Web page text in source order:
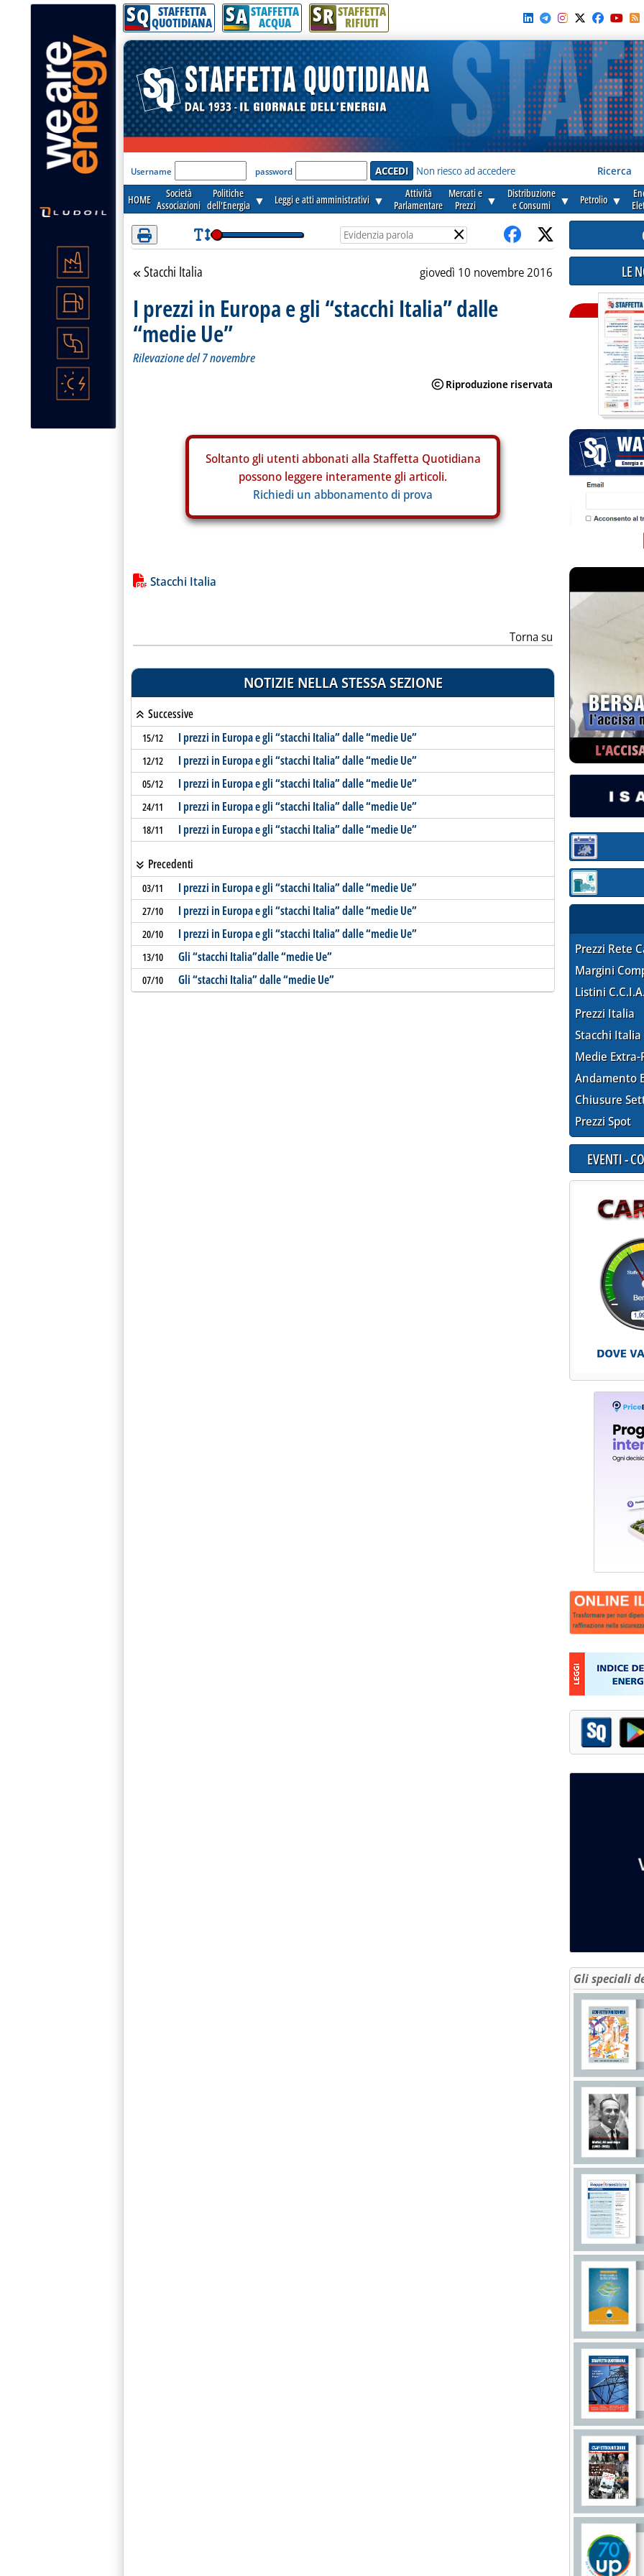
Attenzione! Esegui l'accesso per lèggere interamente la notizia.
SQ STAFFETTA
QUOTIDIANA SA STAFFETTA
ACQUA SR STAFFETTA
RIFIUTI
'Modulo Login per accedere'
Username password Non riesco ad accedere Ricerca
HOME
Società
Associazioni
Politiche
dell'Energia ▼ Leggi e atti amministrativi ▼
Attività
Parlamentare
Mercati e
Prezzi
▼
Distribuzione
e Consumi
▼ Petrolio ▼
×
Torna alla sezione
Stacchi Italia giovedì 10 novembre 2016
I prezzi in Europa e gli “stacchi Italia” dalle
“medie Ue”
Rilevazione del 7 novembre
Soltanto gli utenti abbonati alla Staffetta Quotidiana
possono leggere interamente gli articoli.
Richiedi un abbonamento di prova
Lista allegati PDF alla notizia
Stacchi Italia
Torna su
NOTIZIE NELLA STESSA SEZIONE
Successive
15/12 I prezzi in Europa e gli “stacchi Italia” dalle “medie Ue”
12/12 I prezzi in Europa e gli “stacchi Italia” dalle “medie Ue”
05/12 I prezzi in Europa e gli “stacchi Italia” dalle “medie Ue”
24/11 I prezzi in Europa e gli “stacchi Italia” dalle “medie Ue”
18/11 I prezzi in Europa e gli “stacchi Italia” dalle “medie Ue”
Precedenti
03/11 I prezzi in Europa e gli “stacchi Italia” dalle “medie Ue”
27/10 I prezzi in Europa e gli “stacchi Italia” dalle “medie Ue”
20/10 I prezzi in Europa e gli “stacchi Italia” dalle “medie Ue”
13/10 Gli “stacchi Italia”dalle “medie Ue”
07/10 Gli “stacchi Italia” dalle “medie Ue”
LE
Sezione:
Sezione:
Prezzi Rete
Margini
Listini
Prezzi Italia
Stacchi Italia
Medie Extra-
Andamento
Chiusure
Prezzi Spot
EVENTI -
Gli speciali